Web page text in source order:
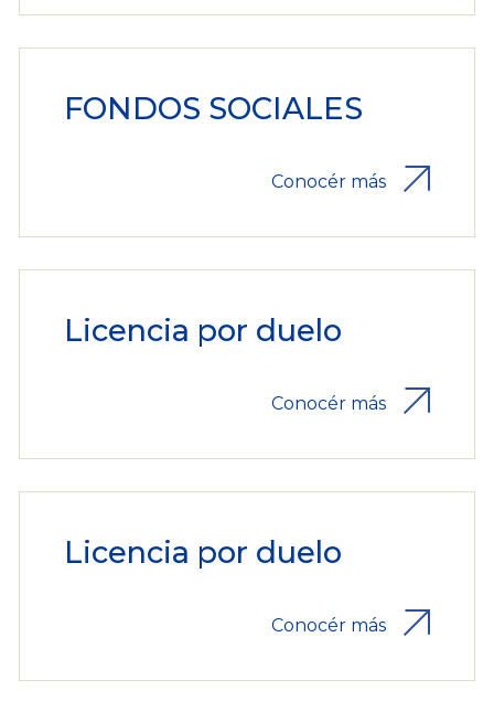
FONDOS SOCIALES
Conocér más
Licencia por duelo
Conocér más
Licencia por duelo
Conocér más